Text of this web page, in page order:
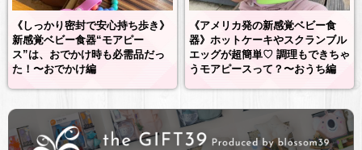
《しっかり密封で安心持ち歩き》
新感覚ベビー食器“モアピー
ス”は、おでかけ時も必需品だっ
た！〜おでかけ編
《アメリカ発の新感覚ベビー食
器》ホットケーキやスクランブル
エッグが超簡単♡ 調理もできちゃ
うモアピースって？〜おうち編